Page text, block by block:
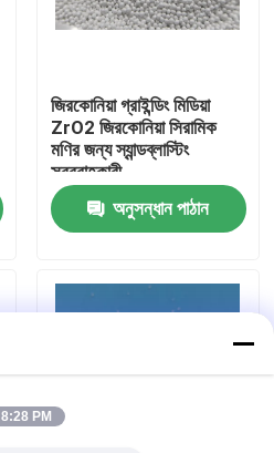
জিরকোনিয়া গ্রাইন্ডিং মিডিয়া
ZrO2 জিরকোনিয়া সিরামিক
মণির জন্য স্যান্ডব্লাস্টিং
সরবরাহকারী
অনুসন্ধান পাঠান
8:28 PM